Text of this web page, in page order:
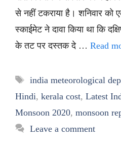
से नहीं टकराया है। शनिवार को
स्काईमेट ने दावा किया था कि
के तट पर दस्तक दे … Read
Tags
india meteorological
Hindi, kerala cost, Latest
Monsoon 2020, monsoon
Leave a comment